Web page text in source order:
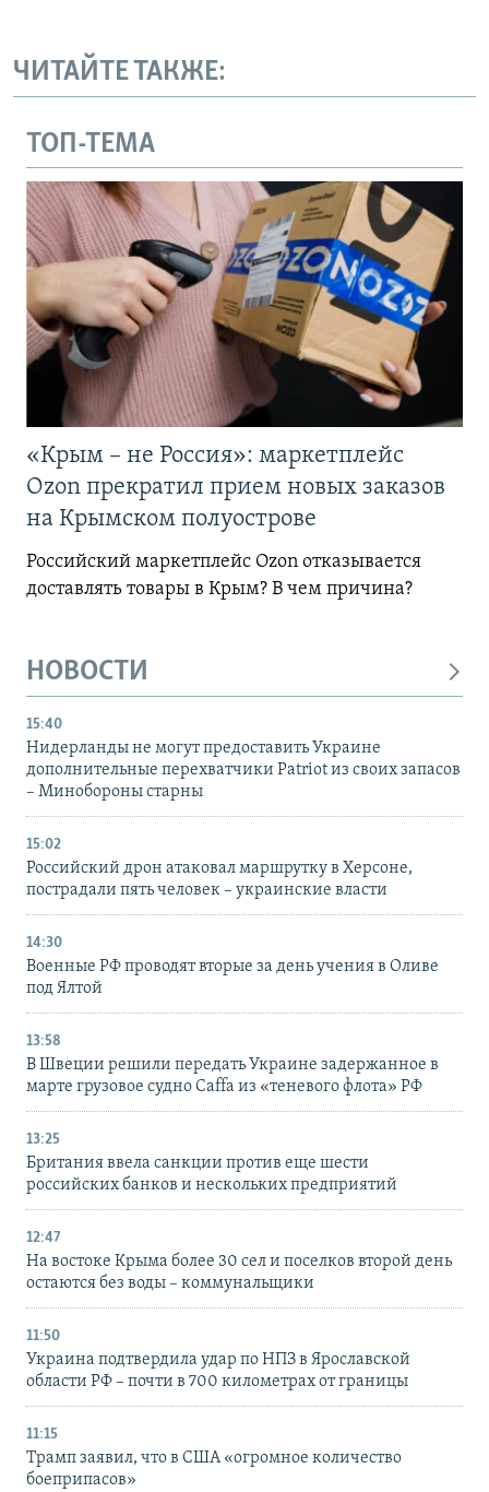
ЧИТАЙТЕ ТАКЖЕ:
ТОП-ТЕМА
«Крым – не Россия»: маркетплейс
Ozon прекратил прием новых заказов
на Крымском полуострове
Российский маркетплейс Ozon отказывается
доставлять товары в Крым? В чем причина?
НОВОСТИ
15:40
Нидерланды не могут предоставить Украине
дополнительные перехватчики Patriot из своих запасов
– Минобороны старны
15:02
Российский дрон атаковал маршрутку в Херсоне,
пострадали пять человек – украинские власти
14:30
Военные РФ проводят вторые за день учения в Оливе
под Ялтой
13:58
В Швеции решили передать Украине задержанное в
марте грузовое судно Caffa из «теневого флота» РФ
13:25
Британия ввела санкции против еще шести
российских банков и нескольких предприятий
12:47
На востоке Крыма более 30 сел и поселков второй день
остаются без воды – коммунальщики
11:50
Украина подтвердила удар по НПЗ в Ярославской
области РФ – почти в 700 километрах от границы
11:15
Трамп заявил, что в США «огромное количество
боеприпасов»